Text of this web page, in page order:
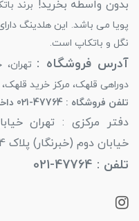
بدون واسطه بخرید! برند
پویا می باشد. این هلدینگ
نگل و باتکاپ است.
آدرس فروشگاه :
دوراهی قلهک، مرکز خرید
تلفن فروشگاه : 47764-021 داخلی 120
دفتر مرکزی : تهران
خیابان دوم (خبرنگار) پلاک 4
تلفن : 47764-021